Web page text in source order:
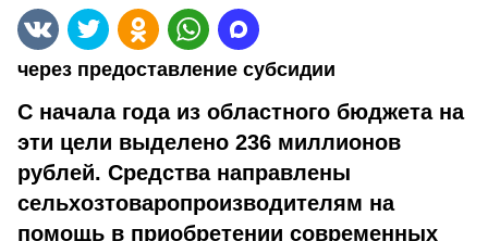
через предоставление субсидии
С начала года из областного бюджета на
эти цели выделено 236 миллионов
рублей. Средства направлены
сельхозтоваропроизводителям на
помощь в приобретении современных